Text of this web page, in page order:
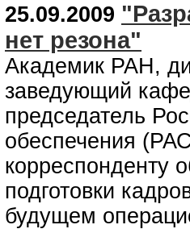
25.09.2009
нет резона"
Академик РАН,
заведующий
председатель
обеспечения
корреспонденту
подготовки
будущем